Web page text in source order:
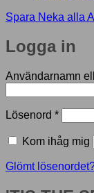
Spara Neka alla
Logga in
Användarnamn
Lösenord *
Kom ihåg mig
Glömt